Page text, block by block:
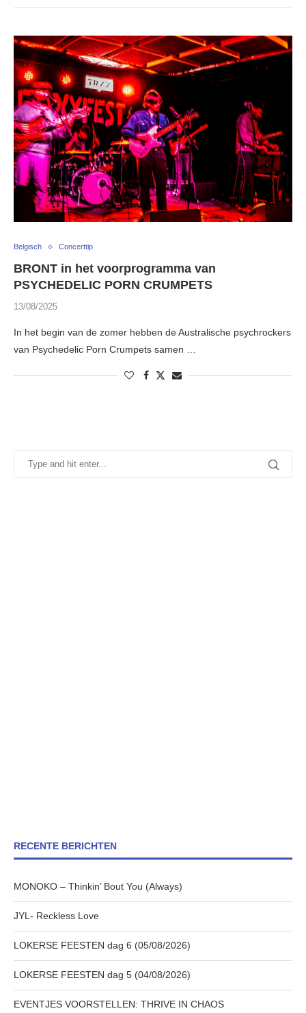
Belgisch Concerttip
BRONT in het voorprogramma van
PSYCHEDELIC PORN CRUMPETS
13/08/2025
In het begin van de zomer hebben de Australische psychrockers
van Psychedelic Porn Crumpets samen …
RECENTE BERICHTEN
MONOKO – Thinkin’ Bout You (Always)
JYL- Reckless Love
LOKERSE FEESTEN dag 6 (05/08/2026)
LOKERSE FEESTEN dag 5 (04/08/2026)
EVENTJES VOORSTELLEN: THRIVE IN CHAOS